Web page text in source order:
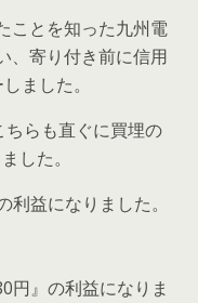
ことを知った九州電
、寄り付き前に信用
ました。
らも直ぐに買埋の
した。
益になりました。
円』の利益になりま